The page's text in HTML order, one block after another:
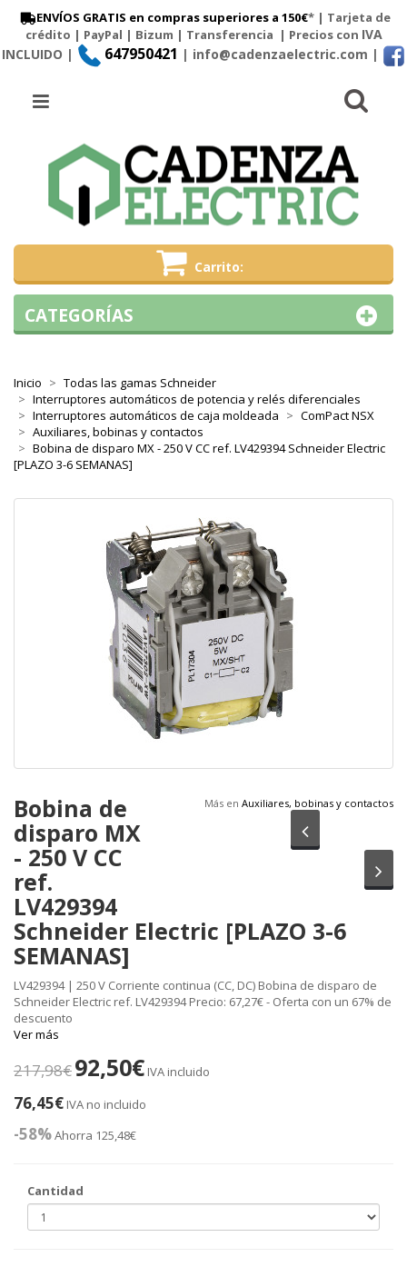
ENVÍOS GRATIS en compras superiores a 150€* | Tarjeta de
crédito | PayPal | Bizum | Transferencia | Precios con IVA
INCLUIDO |
647950421 | info@cadenzaelectric.com |
Carrito
Menú
Inicio
Todas las gamas Schneider
Interruptores automáticos de potencia y relés diferenciales
Interruptores automáticos de caja moldeada
ComPact NSX
Auxiliares, bobinas y contactos
Bobina de disparo MX - 250 V CC ref. LV429394 Schneider Electric
[PLAZO 3-6 SEMANAS]
Más en Auxiliares, bobinas y contactos
Anterior
Bobina de
disparo MX
- 250 V CC
ref.
LV429394
Schneider Electric [PLAZO 3-6
SEMANAS]
LV429394 | 250 V Corriente continua (CC, DC) Bobina de disparo de
Schneider Electric ref. LV429394 Precio: 67,27€ - Oferta con un 67% de
descuento
Ver más
217,98€92,50€ IVA incluido
76,45€ IVA no incluido
-58%Ahorra 125,48€
Cantidad
CATEGORÍAS